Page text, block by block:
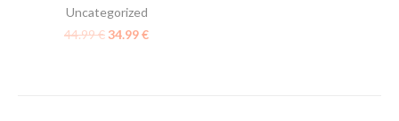
Uncategorized
44.99€34.99€